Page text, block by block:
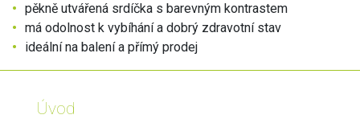
Úvod
pěkně utvářená srdíčka s barevným kontrastem
má odolnost k vybíhání a dobrý zdravotní stav
ideální na balení a přímý prodej